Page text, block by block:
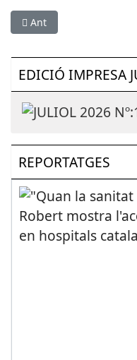
Article anterior:
Ant
EDICIÓ IMPRESA
REPORTATGES